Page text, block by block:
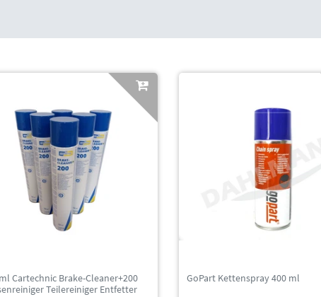
Cartechnic Brake-Cleaner+200
Teilereiniger Entfetter
GoPart Kettenspray 400 ml